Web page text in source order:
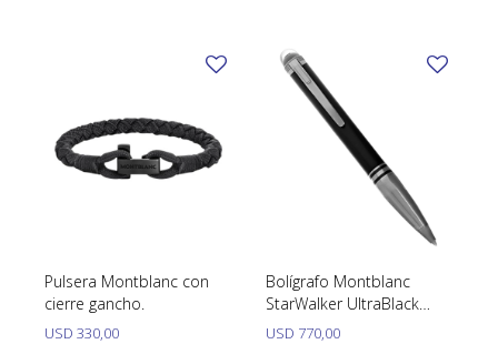
Pulsera Montblanc con
cierre gancho.
USD 330,00
Bolígrafo Montblanc
StarWalker UltraBlack
Doué 126366
USD 770,00